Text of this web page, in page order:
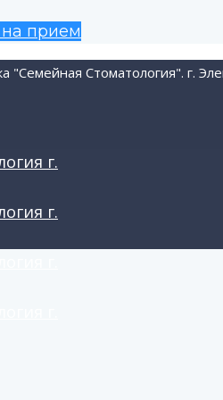
на прием
"Семейная Стоматология". г.